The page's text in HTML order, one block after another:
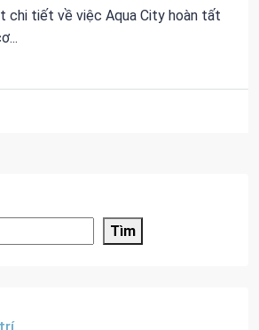
chi tiết về việc Aqua City hoàn tất
Tìm